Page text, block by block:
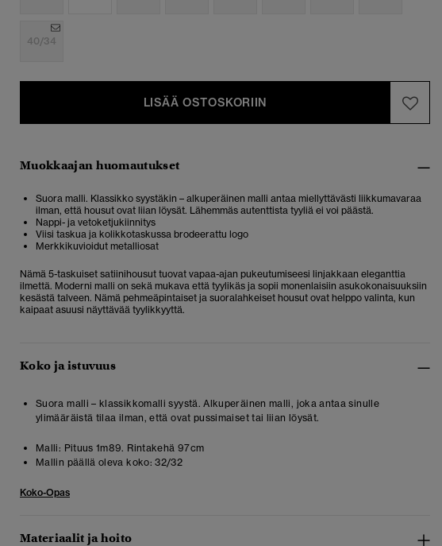
40/34
LISÄÄ OSTOSKORIIN
Muokkaajan huomautukset
Suora malli. Klassikko syystäkin – alkuperäinen malli antaa miellyttävästi liikkumavaraa
ilman, että housut ovat liian löysät. Lähemmäs autenttista tyyliä ei voi päästä.
Nappi- ja vetoketjukiinnitys
Viisi taskua ja kolikkotaskussa brodeerattu logo
Merkkikuvioidut metalliosat
Nämä 5-taskuiset satiinihousut tuovat vapaa-ajan pukeutumiseesi linjakkaan eleganttia
ilmettä. Moderni malli on sekä mukava että tyylikäs ja sopii monenlaisiin asukokonaisuuksiin
kesästä talveen. Nämä pehmeäpintaiset ja suoralahkeiset housut ovat helppo valinta, kun
kaipaat asuusi näyttävää tyylikkyyttä.
Koko ja istuvuus
Suora malli – klassikkomalli syystä. Alkuperäinen malli, joka antaa sinulle
ylimääräistä tilaa ilman, että ovat pussimaiset tai liian löysät.
Malli: Pituus 1m89. Rintakehä 97cm
Mallin päällä oleva koko: 32/32
Koko-Opas
Materiaalit ja hoito